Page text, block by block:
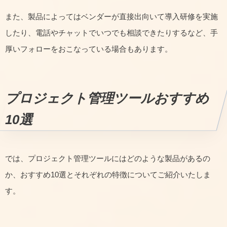
また、製品によってはベンダーが直接出向いて導入研修を実施
したり、電話やチャットでいつでも相談できたりするなど、手
厚いフォローをおこなっている場合もあります。
プロジェクト管理ツールおすすめ
10選
では、プロジェクト管理ツールにはどのような製品があるの
か、おすすめ10選とそれぞれの特徴についてご紹介いたしま
す。